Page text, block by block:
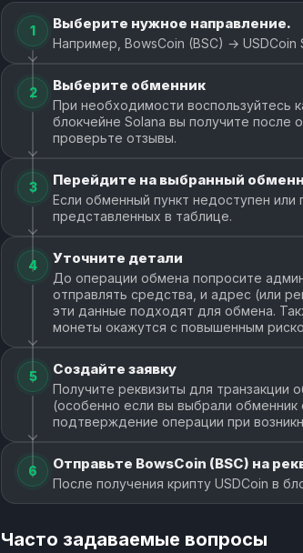
1 Выберите нужное направление.
Например, BowsCoin (BSC) → USDCoin
2 Выберите обменник
При необходимости воспользуйтесь
блокчейне Solana вы получите после
проверьте отзывы.
3 Перейдите на выбранный
Если обменный пункт недоступен
представленных в таблице.
4 Уточните детали
До операции обмена попросите
отправлять средства, и адрес (или
эти данные подходят для обмена.
монеты окажутся с повышенным
5 Создайте заявку
Получите реквизиты для транзакции
(особенно если вы выбрали
подтверждение операции при
6 Отправьте BowsCoin (BSC) на
После получения крипту USDCoin в
Часто задаваемые вопросы